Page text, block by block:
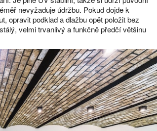
nevyžaduje údržbu. Pokud dojde k
opravit podklad a dlažbu opět položit bez
velmi trvanlivý a funkčně předčí většinu